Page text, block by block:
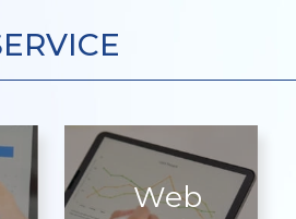
Web